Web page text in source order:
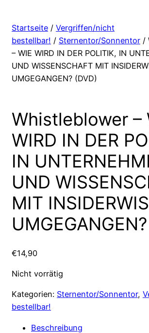
Startseite / Vergriffen/nicht
bestellbar! / Sternentor/Sonnentor /
– WIE WIRD IN DER POLITIK, IN
UND WISSENSCHAFT MIT
UMGEGANGEN? (DVD)
Whistleblower –
WIRD IN DER
IN
UND
MIT
€14,90
Nicht vorrätig
Kategorien: Sternentor/Sonnentor,
bestellbar!
Beschreibung